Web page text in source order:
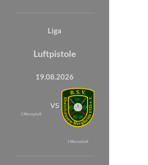
Liga
Luftpistole
19.08.2026
1. Mannschaft
vs
1. Mannschaft